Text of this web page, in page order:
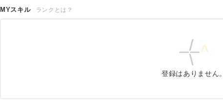
MYスキル ランクとは？
登録はありません。